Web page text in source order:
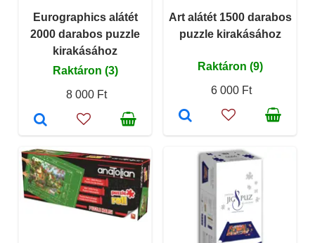
Eurographics alátét
2000 darabos puzzle
kirakásához
Raktáron (3)
8 000 Ft
Art alátét 1500 darabos
puzzle kirakásához
Raktáron (9)
6 000 Ft